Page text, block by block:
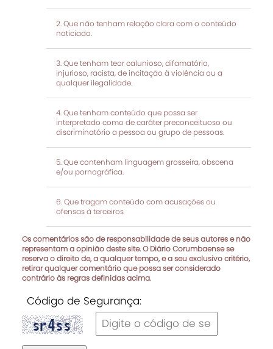
Que não tenham relação clara com o conteúdo
noticiado.
Que tenham teor calunioso, difamatório,
injurioso, racista, de incitação à violência ou a
qualquer ilegalidade.
Que tenham conteúdo que possa ser
interpretado como de caráter preconceituoso ou
discriminatório a pessoa ou grupo de pessoas.
Que contenham linguagem grosseira, obscena
e/ou pornográfica.
Que tragam conteúdo com acusações ou
ofensas à terceiros
Os comentários são de responsabilidade de seus autores e não
representam a opinião deste site. O Diário Corumbaense se
reserva o direito de, a qualquer tempo, e a seu exclusivo critério,
retirar qualquer comentário que possa ser considerado
contrário às regras definidas acima.
Código de Segurança: